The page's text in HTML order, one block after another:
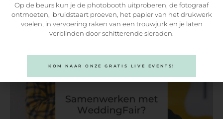
VERSTUREN
Op de beurs kun je de photobooth uitproberen, de fotograaf
ontmoeten, bruidstaart proeven, het papier van het drukwerk
voelen, in vervoering raken van een trouwjurk en je laten
verblinden door schitterende sieraden.
KOM NAAR ONZE GRATIS LIVE EVENTS!